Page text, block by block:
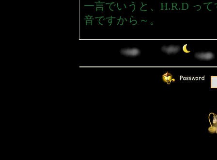
一言でいうと、H.R.D っ
音ですから～。